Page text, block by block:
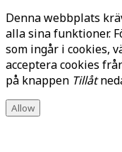
Denna webbplats
alla sina funktioner.
som ingår i cookies,
acceptera cookies
på knappen Tillåt
Allow